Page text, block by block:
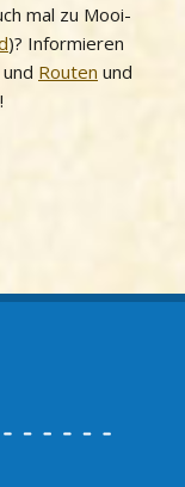
mal zu Mooi-
)? Informieren
und Routen und